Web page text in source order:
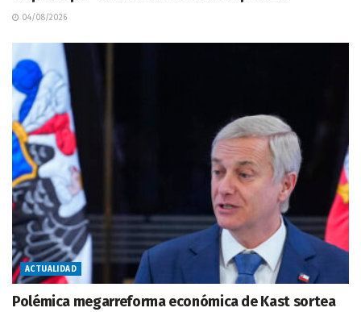
04/08/2026
ACTUALIDAD
Polémica megarreforma económica de Kast sortea